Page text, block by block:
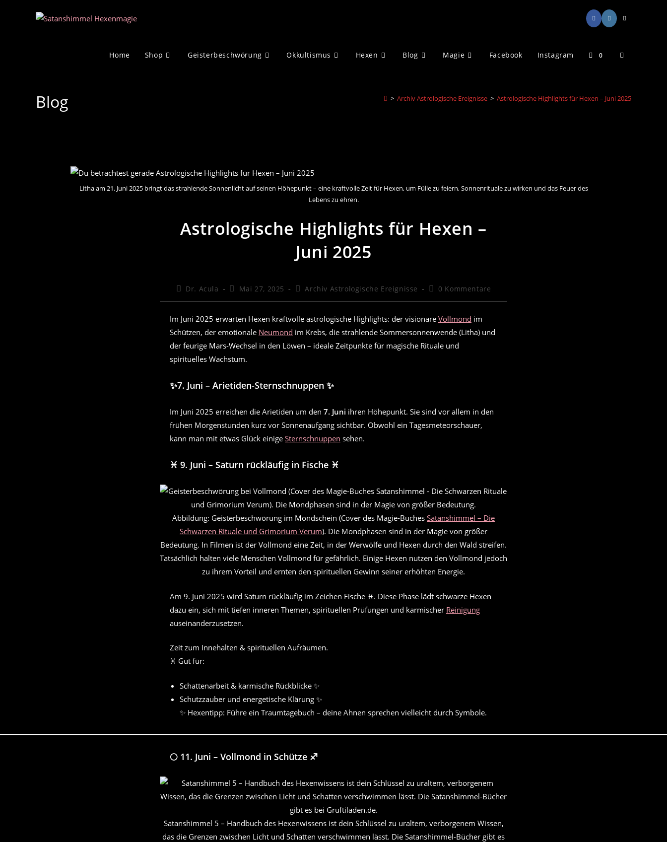
Home Shop Geisterbeschwörung Okkultismus Hexen Blog Magie Facebook Instagram 0 Website-
Blog > Archiv Astrologische Ereignisse > Astrologische Highlights für Hexen – Juni 2025
Litha am 21. Juni 2025 bringt das strahlende Sonnenlicht auf seinen Höhepunkt – eine kraftvolle Zeit für Hexen, um Fülle zu feiern, Sonnenrituale zu wirken und das Feuer des
Lebens zu ehren.
Astrologische Highlights für Hexen –
Juni 2025
Beitrags-
Dr. Acula
BeitragMai 27, 2025
Beitrags-
Archiv Astrologische Ereignisse
Beitrags-
0 Kommentare
Im Juni 2025 erwarten Hexen kraftvolle astrologische Highlights: der visionäre Vollmond im
Schützen, der emotionale Neumond im Krebs, die strahlende Sommersonnenwende (Litha) und
der feurige Mars-Wechsel in den Löwen – ideale Zeitpunkte für magische Rituale und
spirituelles Wachstum.
✨7. Juni – Arietiden-Sternschnuppen ✨
Im Juni 2025 erreichen die Arietiden um den 7. Juni ihren Höhepunkt. Sie sind vor allem in den
frühen Morgenstunden kurz vor Sonnenaufgang sichtbar. Obwohl ein Tagesmeteorschauer,
kann man mit etwas Glück einige Sternschnuppen sehen.
♓ 9. Juni – Saturn rückläufig in Fische ♓
Abbildung: Geisterbeschwörung im Mondschein (Cover des Magie-Buches Satanshimmel – Die
Schwarzen Rituale und Grimorium Verum). Die Mondphasen sind in der Magie von größer
Bedeutung. In Filmen ist der Vollmond eine Zeit, in der Werwölfe und Hexen durch den Wald streifen.
Tatsächlich halten viele Menschen Vollmond für gefährlich. Einige Hexen nutzen den Vollmond jedoch
zu ihrem Vorteil und ernten den spirituellen Gewinn seiner erhöhten Energie.
Am 9. Juni 2025 wird Saturn rückläufig im Zeichen Fische ♓. Diese Phase lädt schwarze Hexen
dazu ein, sich mit tiefen inneren Themen, spirituellen Prüfungen und karmischer Reinigung
auseinanderzusetzen.
Zeit zum Innehalten & spirituellen Aufräumen.
♓ Gut für:
Schattenarbeit & karmische Rückblicke ✨
Schutzzauber und energetische Klärung ✨
✨ Hexentipp: Führe ein Traumtagebuch – deine Ahnen sprechen vielleicht durch Symbole.
🌕 11. Juni – Vollmond in Schütze ♐
Satanshimmel 5 – Handbuch des Hexenwissens ist dein Schlüssel zu uraltem, verborgenem Wissen,
das die Grenzen zwischen Licht und Schatten verschwimmen lässt. Die Satanshimmel-Bücher gibt es